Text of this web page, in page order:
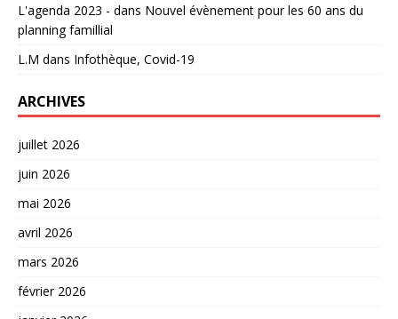
L'agenda 2023 - dans Nouvel évènement pour les 60 ans du
planning famillial
L.M dans Infothèque, Covid-19
ARCHIVES
juillet 2026
juin 2026
mai 2026
avril 2026
mars 2026
février 2026